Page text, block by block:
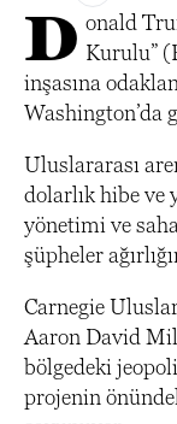
D onald
Kurulu”
inşasına
Washington’da
Uluslararası
dolarlık hibe ve
yönetimi ve
şüpheler
Carnegie
Aaron David
bölgedeki
projenin